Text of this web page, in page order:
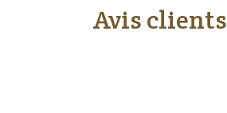
Avis clients